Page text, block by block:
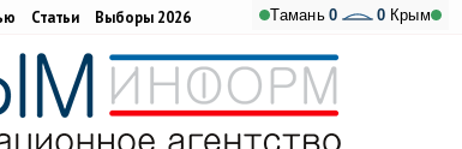
Тамань 0 0 Крым
Статьи Выборы 2026